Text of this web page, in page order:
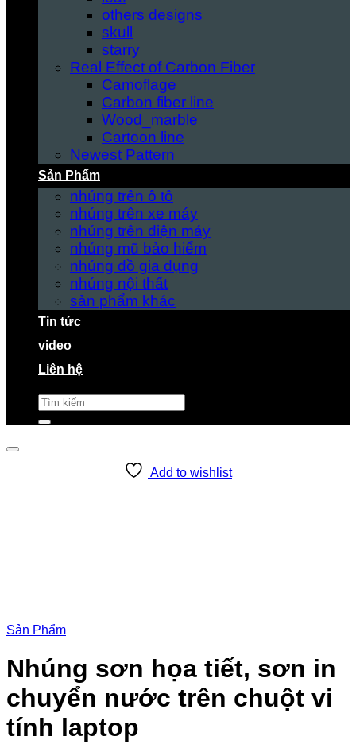
others designs
skull
starry
Real Effect of Carbon Fiber
Camoflage
Carbon fiber line
Wood_marble
Cartoon line
Newest Pattern
Sản Phẩm
nhúng trên ô tô
nhúng trên xe máy
nhúng trên điện máy
nhúng mũ bảo hiểm
nhúng đồ gia dụng
nhúng nội thất
sản phẩm khác
Tin tức
video
Liên hệ
Tìm
kiếm:
Add to wishlist
Sản Phẩm
Nhúng sơn họa tiết, sơn in
chuyển nước trên chuột vi
tính laptop